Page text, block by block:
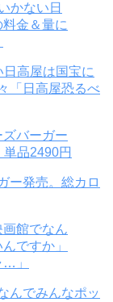
高屋は国宝に
「日高屋恐るべ
ー発売。総カロ
んでみんなポッ